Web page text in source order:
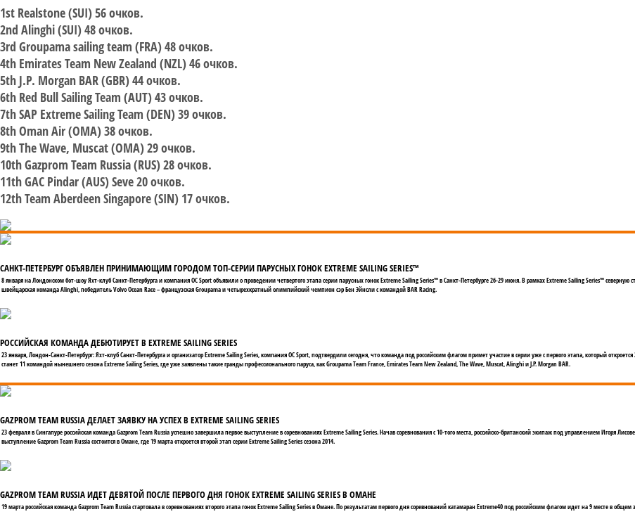
1st Realstone (SUI) 56 очков.
2nd Alinghi (SUI) 48 очков.
3rd Groupama sailing team (FRA) 48 очков.
4th Emirates Team New Zealand (NZL) 46 очков.
5th J.P. Morgan BAR (GBR) 44 очков.
6th Red Bull Sailing Team (AUT) 43 очков.
7th SAP Extreme Sailing Team (DEN) 39 очков.
8th Oman Air (OMA) 38 очков.
9th The Wave, Muscat (OMA) 29 очков.
10th Gazprom Team Russia (RUS) 28 очков.
11th GAC Pindar (AUS) Seve 20 очков.
12th Team Aberdeen Singapore (SIN) 17 очков.
САНКТ-ПЕТЕРБУРГ ОБЪЯВЛЕН ПРИНИМАЮЩИМ ГОРОДОМ ТОП-СЕРИИ ПАРУСНЫХ ГОНОК EXTREME SAILING SERIES™
8 января на Лондонском бот-шоу Яхт-клуб Санкт-Петербурга и компания OC Sport объявили о проведении четвертого этапа серии парусных гонок Extreme Sailing Series™ в Санкт-Петербурге 26-29 июня. В рамках Extreme Sailing Series™
швейцарская команда Alinghi, победитель Volvo Ocean Race – французская Groupama и четырехкратный олимпийский чемпион сэр Бен Эйнсли с командой BAR Racing.
РОССИЙСКАЯ КОМАНДА ДЕБЮТИРУЕТ В EXTREME SAILING SERIES
23 января, Лондон-Санкт-Петербург: Яхт-клуб Санкт-Петербурга и организатор Extreme Sailing Series, компания OC Sport, подтвердили сегодня, что команда под российским флагом примет участие в серии уже с первого этапа, который
станет 11 командой нынешнего сезона Extreme Sailing Series, где уже заявлены такие гранды профессионального паруса, как Groupama Team France, Emirates Team New Zealand, The Wave, Muscat, Alinghi и J.P. Morgan BAR.
GAZPROM TEAM RUSSIA ДЕЛАЕТ ЗАЯВКУ НА УСПЕХ В EXTREME SAILING SERIES
23 февраля в Сингапуре российская команда Gazprom Team Russia успешно завершила первое выступление в соревнованиях Extreme Sailing Series. Начав соревнования с 10-того места, российско-британский экипаж под управлением Игоря
выступление Gazprom Team Russia состоится в Омане, где 19 марта откроется второй этап серии Extreme Sailing Series сезона 2014.
GAZPROM TEAM RUSSIA ИДЕТ ДЕВЯТОЙ ПОСЛЕ ПЕРВОГО ДНЯ ГОНОК EXTREME SAILING SERIES В ОМАНЕ
19 марта российская команда Gazprom Team Russia стартовала в соревнованиях второго этапа гонок Extreme Sailing Series в Омане. По результатам первого дня соревнований катамаран Extreme40 под российским флагом идет на 9 месте в